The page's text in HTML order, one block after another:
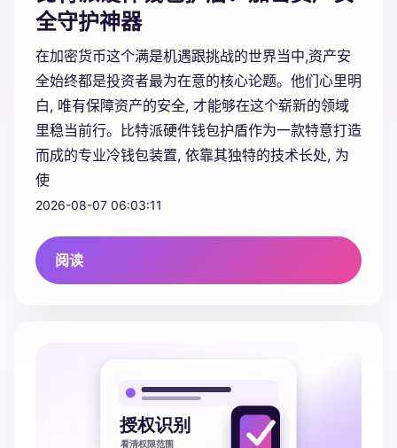
全守护神器
在加密货币这个满是机遇跟挑战的世界当中,资产安
全始终都是投资者最为在意的核心论题。他们心里明
白, 唯有保障资产的安全, 才能够在这个崭新的领域
里稳当前行。比特派硬件钱包护盾作为一款特意打造
而成的专业冷钱包装置, 依靠其独特的技术长处, 为
使
2026-08-07 06:03:11
阅读